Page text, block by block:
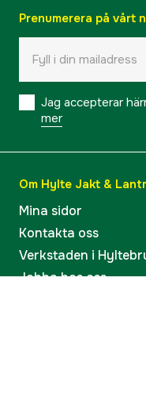
Prenumerera på vårt
Jag accepterar
mer
Om Hylte Jakt &
Mina sidor
Kontakta oss
Verkstaden i
Jobba hos oss